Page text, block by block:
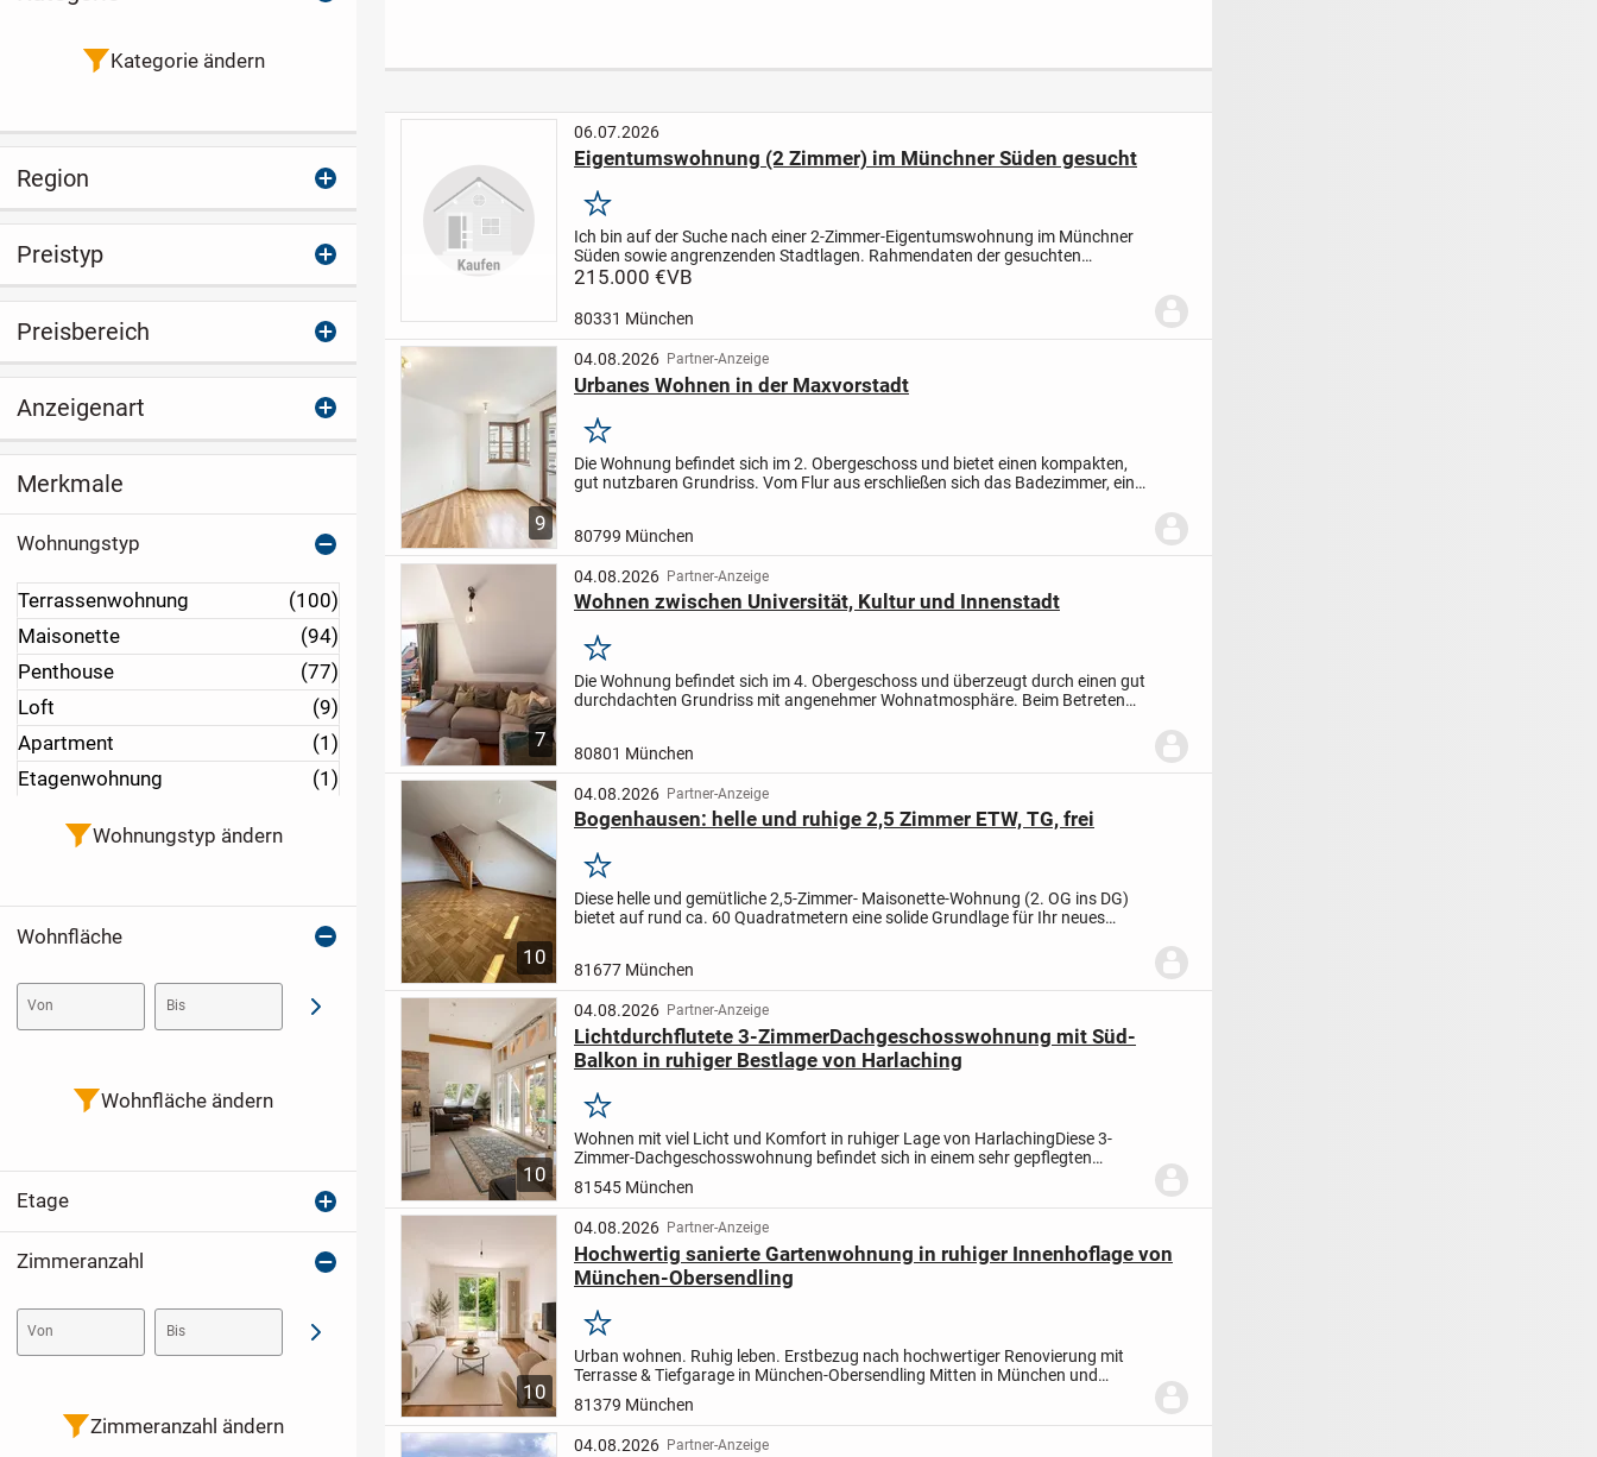
Lebenskomfort,
natürliche Ruhe
Hartkirchen - nahe
dem
niederbayerischen
06.07.2026
Eigentumswohnung (2 Zimmer) im Münchner Süden gesucht
Merken
Ich bin auf der Suche nach einer 2-Zimmer-Eigentumswohnung im Münchner
Süden sowie angrenzenden Stadtlagen. Rahmendaten der gesuchten
Wohnung:• Wohnfläche bis ca. 50 m²
215.000 €VB
80331 München
9
04.08.2026 Partner-Anzeige
Urbanes Wohnen in der Maxvorstadt
Merken
Die Wohnung befindet sich im 2. Obergeschoss und bietet einen kompakten,
gut nutzbaren Grundriss. Vom Flur aus erschließen sich das Badezimmer, ein
80799 München
7
04.08.2026 Partner-Anzeige
Wohnen zwischen Universität, Kultur und Innenstadt
Merken
Die Wohnung befindet sich im 4. Obergeschoss und überzeugt durch einen gut
durchdachten Grundriss mit angenehmer Wohnatmosphäre. Beim Betreten
80801 München
10
04.08.2026 Partner-Anzeige
Bogenhausen: helle und ruhige 2,5 Zimmer ETW, TG, frei
Merken
Diese helle und gemütliche 2,5-Zimmer- Maisonette-Wohnung (2. OG ins DG)
bietet auf rund ca. 60 Quadratmetern eine solide Grundlage für Ihr neues
81677 München
10
04.08.2026 Partner-Anzeige
Lichtdurchflutete 3-ZimmerDachgeschosswohnung mit Süd-
Balkon in ruhiger Bestlage von Harlaching
Merken
Wohnen mit viel Licht und Komfort in ruhiger Lage von HarlachingDiese 3-
Zimmer-Dachgeschosswohnung befindet sich in einem sehr gepflegten
Mehrfamilienhaus mit nur sechs Wohneinheiten. Der durchdacht...
81545 München
10
04.08.2026 Partner-Anzeige
Hochwertig sanierte Gartenwohnung in ruhiger Innenhoflage von
München-Obersendling
Merken
Urban wohnen. Ruhig leben. Erstbezug nach hochwertiger Renovierung mit
Terrasse & Tiefgarage in München-Obersendling Mitten in München und
dennoch angenehm ruhig: Diese hochwertig renovierte...
81379 München
04.08.2026 Partner-Anzeige
Kategorie ändern
Region
Preistyp
Preisbereich
Anzeigenart
Merkmale
Wohnungstyp
Terrassenwohnung
(100)
Maisonette
(94)
Penthouse
(77)
Loft
(9)
Apartment
(1)
Etagenwohnung
(1)
Wohnungstyp ändern
Wohnfläche
Von Bis Abschicken
Wohnfläche ändern
Etage
Zimmeranzahl
Von Bis Abschicken
Zimmeranzahl ändern